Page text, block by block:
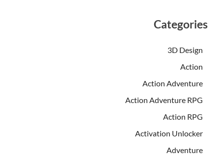
Categories
3D Design
Action
Action Adventure
Action Adventure RPG
Action RPG
Activation Unlocker
Adventure